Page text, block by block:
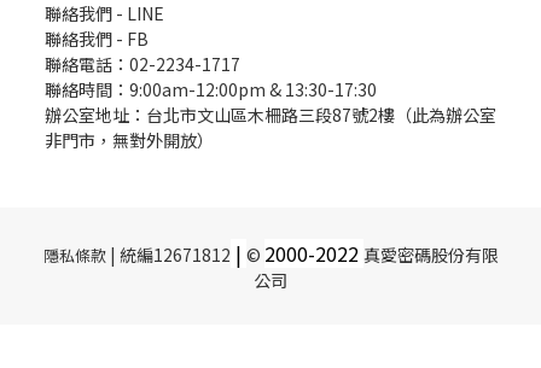
聯絡我們 - LINE
聯絡我們 - FB
聯絡電話：02-2234-1717
聯絡時間：9:00am-12:00pm & 13:30-17:30
辦公室地址：台北市文山區木柵路三段87號2樓（此為辦公室
非門市，無對外開放）
隱私條款| 統編12671812 | © 2000-2022 真愛密碼股份有限
公司